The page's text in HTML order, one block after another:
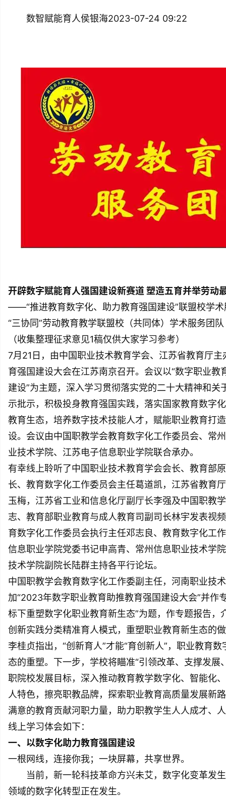
数智赋能育人侯银海2023-07-24 09:22
开辟数字赋能育人强国建设新赛道 塑造五育并举劳动
——“推进教育数字化、助力教育强国建设”联盟校学
“三协同”劳动教育教学联盟校（共同体）学术服务团队
（收集整理征求意见1稿仅供大家学习参考）
7月21日，由中国职业技术教育学会、江苏省教育厅
育强国建设大会在江苏南京召开。会议以“数字职业教
建设”为主题，深入学习贯彻落实党的二十大精神和关
示批示，积极投身教育强国实践，落实国家教育数字
教育生态，培养数字技术技能人才，赋能职业教育打
设。会议由中国职教学会教育数字化工作委员会、常
业技术学院、江苏电子信息职业学院联合承办。
有幸线上聆听了中国职业技术教育学会会长、教育部
长、教育数字化工作委员会主任葛道凯，江苏省教育
玉梅，江苏省工业和信息化厅副厅长李强及中国职教
志、教育部职业教育与成人教育司副司长林宇发表视
育数字化工作委员会执行主任邓志良、教育数字化工
信息职业学院党委书记申高青、常州信息职业技术学
技术学院副院长陆群主持各平行论坛。
中国职教学会教育数字化工作委副主任，河南职业技
加“2023年数字职业教育助推教育强国建设大会”并作
标下重塑数字化职业教育新生态”为题，作专题报告，
创新实践分类精准育人模式，重塑职业教育新生态的
李桂贞指出，“创新育人”才能“育创新人”，职业教育
态的重塑。下一步，学校将瞄准“引领改革、支撑发展
职院校发展目标，深入推动教育教学数字化、智能化
人特色，擦亮职教品牌，探索职业教育高质量发展新
满意的教育贡献河职力量，助力职教学生人人成才、
线上学习体会如下：
一、以数字化助力教育强国建设
一根网线，连接你我；一块屏幕，共享世界。
当前，新一轮科技革命方兴未艾，数字化变革发生
领域的数字化转型正在发生。